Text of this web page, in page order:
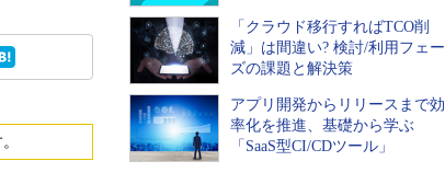
「クラウド移行すればTCO削
減」は間違い? 検討/利用フェー
ズの課題と解決策
アプリ開発からリリースまで効
率化を推進、基礎から学ぶ
「SaaS型CI/CDツール」